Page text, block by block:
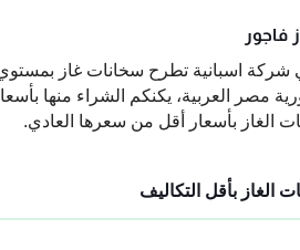
فاجور
الغاز بأسعار أقل من سعرها العادي.
الغاز بأقل التكاليف